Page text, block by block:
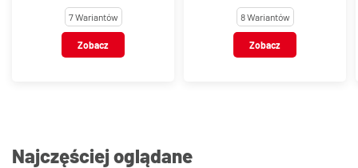
EXTREMEFLEX®
7 Wariantów
Zobacz
STAR UPE/SD
8 Wariantów
Zobacz
Najczęściej oglądane